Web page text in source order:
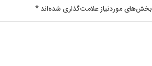
بخش‌های موردنیاز علامت‌گذاری شده‌اند *